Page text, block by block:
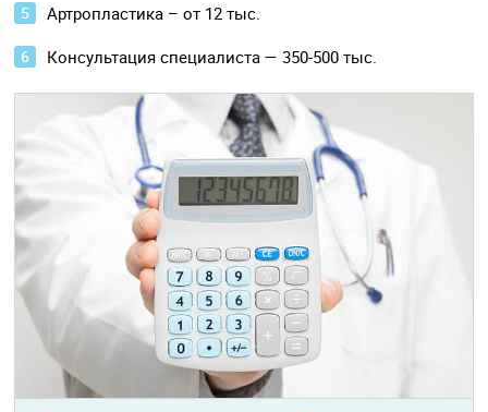
Артропластика – от 12 тыс.
Консультация специалиста — 350-500 тыс.